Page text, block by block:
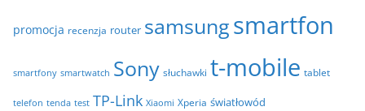
promocja recenzja router samsungsmartfon
smartfony smartwatch Sony słuchawki t-mobile tablet
telefon tenda test TP-Link Xiaomi Xperia światłowód